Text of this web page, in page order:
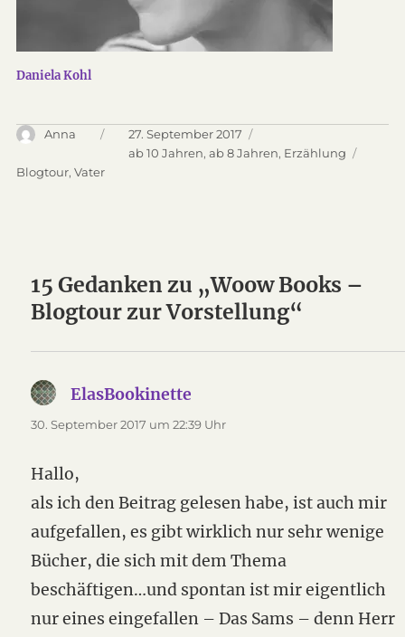
Daniela Kohl
Autor
Anna
Veröffentlicht
am
27. September 2017
Kategorien
ab 10 Jahren, ab 8 Jahren, Erzählung
Schlagwörter
Blogtour, Vater
15 Gedanken zu „Woow Books –
Blogtour zur Vorstellung“
ElasBookinette
30. September 2017 um 22:39 Uhr
Hallo,
als ich den Beitrag gelesen habe, ist auch mir
aufgefallen, es gibt wirklich nur sehr wenige
Bücher, die sich mit dem Thema
beschäftigen…und spontan ist mir eigentlich
nur eines eingefallen – Das Sams – denn Herr